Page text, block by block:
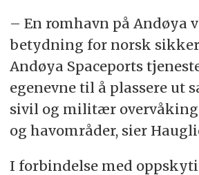
– En romhavn på Andøya
betydning for norsk
Andøya Spaceports
egenevne til å plassere ut
sivil og militær overvåking
og havområder, sier
I forbindelse med